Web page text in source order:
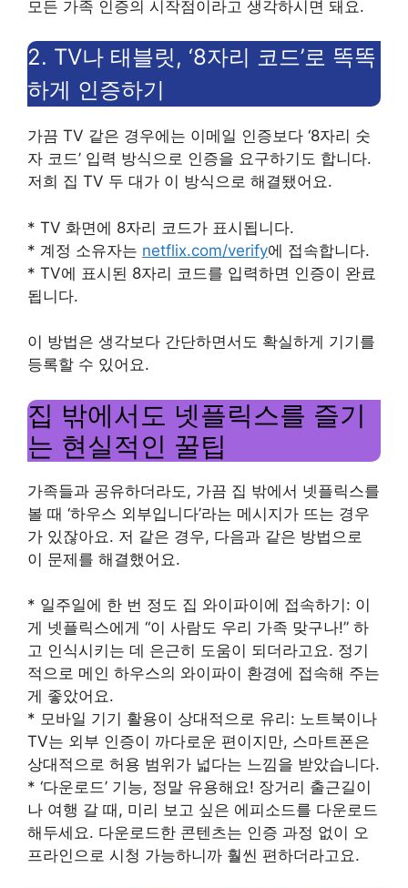
모든 가족 인증의 시작점이라고 생각하시면 돼요.
2. TV나 태블릿, ‘8자리 코드’로 똑똑
하게 인증하기
가끔 TV 같은 경우에는 이메일 인증보다 ‘8자리 숫
자 코드’ 입력 방식으로 인증을 요구하기도 합니다.
저희 집 TV 두 대가 이 방식으로 해결됐어요.
* TV 화면에 8자리 코드가 표시됩니다.
* 계정 소유자는 netflix.com/verify에 접속합니다.
* TV에 표시된 8자리 코드를 입력하면 인증이 완료
됩니다.
이 방법은 생각보다 간단하면서도 확실하게 기기를
등록할 수 있어요.
집 밖에서도 넷플릭스를 즐기
는 현실적인 꿀팁
가족들과 공유하더라도, 가끔 집 밖에서 넷플릭스를
볼 때 ‘하우스 외부입니다’라는 메시지가 뜨는 경우
가 있잖아요. 저 같은 경우, 다음과 같은 방법으로
이 문제를 해결했어요.
* 일주일에 한 번 정도 집 와이파이에 접속하기: 이
게 넷플릭스에게 “이 사람도 우리 가족 맞구나!” 하
고 인식시키는 데 은근히 도움이 되더라고요. 정기
적으로 메인 하우스의 와이파이 환경에 접속해 주는
게 좋았어요.
* 모바일 기기 활용이 상대적으로 유리: 노트북이나
TV는 외부 인증이 까다로운 편이지만, 스마트폰은
상대적으로 허용 범위가 넓다는 느낌을 받았습니다.
* ‘다운로드’ 기능, 정말 유용해요! 장거리 출근길이
나 여행 갈 때, 미리 보고 싶은 에피소드를 다운로드
해두세요. 다운로드한 콘텐츠는 인증 과정 없이 오
프라인으로 시청 가능하니까 훨씬 편하더라고요.